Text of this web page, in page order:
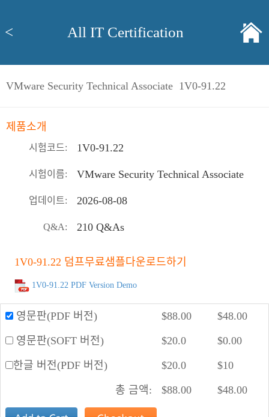
< All IT Certification
VMware Security Technical Associate 1V0-91.22
제품소개
시험코드: 1V0-91.22
시험이름: VMware Security Technical Associate
업데이트: 2026-08-08
Q&A: 210 Q&As
1V0-91.22 덤프무료샘플다운로드하기
1V0-91.22 PDF Version Demo
영문판(PDF 버전) $88.00 $48.00
영문판(SOFT 버전) $20.0 $0.00
한글 버전(PDF 버전) $20.0 $10
총 금액: $88.00 $48.00